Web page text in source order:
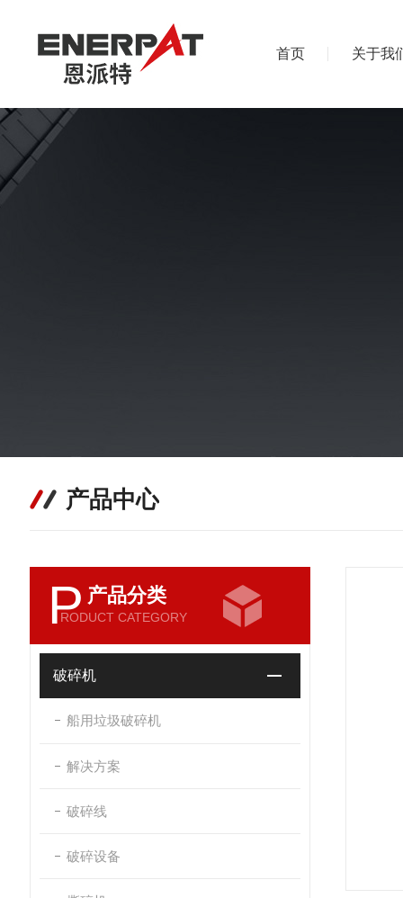
首页 关于我
产品中心
P 产品分类
RODUCT CATEGORY
破碎机
船用垃圾破碎机
解决方案
破碎线
破碎设备